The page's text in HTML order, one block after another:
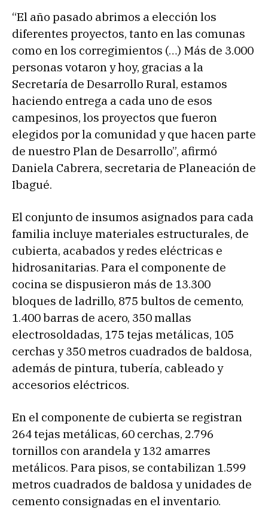
“El año pasado abrimos a elección los
diferentes proyectos, tanto en las comunas
como en los corregimientos (…) Más de 3.000
personas votaron y hoy, gracias a la
Secretaría de Desarrollo Rural, estamos
haciendo entrega a cada uno de esos
campesinos, los proyectos que fueron
elegidos por la comunidad y que hacen parte
de nuestro Plan de Desarrollo”, afirmó
Daniela Cabrera, secretaria de Planeación de
Ibagué.
El conjunto de insumos asignados para cada
familia incluye materiales estructurales, de
cubierta, acabados y redes eléctricas e
hidrosanitarias. Para el componente de
cocina se dispusieron más de 13.300
bloques de ladrillo, 875 bultos de cemento,
1.400 barras de acero, 350 mallas
electrosoldadas, 175 tejas metálicas, 105
cerchas y 350 metros cuadrados de baldosa,
además de pintura, tubería, cableado y
accesorios eléctricos.
En el componente de cubierta se registran
264 tejas metálicas, 60 cerchas, 2.796
tornillos con arandela y 132 amarres
metálicos. Para pisos, se contabilizan 1.599
metros cuadrados de baldosa y unidades de
cemento consignadas en el inventario.